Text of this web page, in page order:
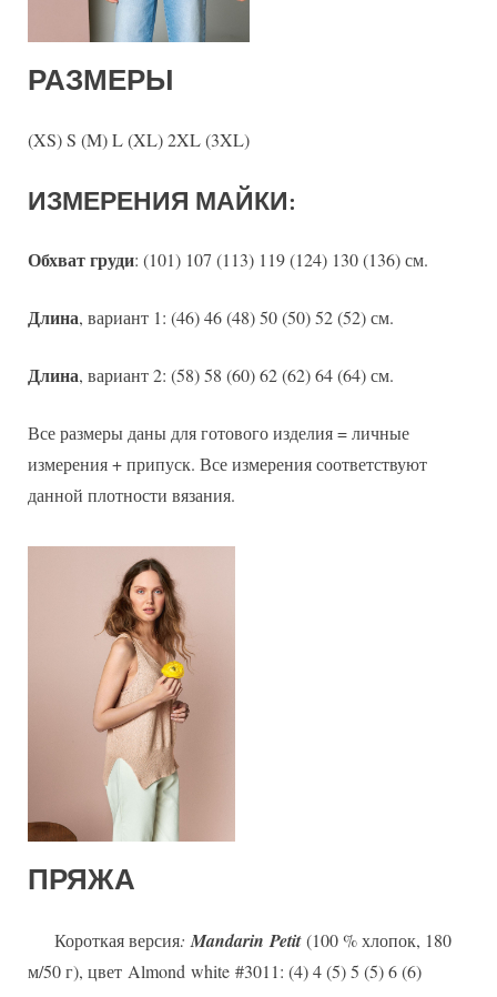
РАЗМЕРЫ
(XS) S (M) L (XL) 2XL (3XL)
ИЗМЕРЕНИЯ МАЙКИ:
Обхват груди: (101) 107 (113) 119 (124) 130 (136) см.
Длина, вариант 1: (46) 46 (48) 50 (50) 52 (52) см.
Длина, вариант 2: (58) 58 (60) 62 (62) 64 (64) см.
Все размеры даны для готового изделия = личные
измерения + припуск. Все измерения соответствуют
данной плотности вязания.
ПРЯЖА
Короткая версия: MandarinPetit(100 % хлопок, 180
м/50 г), цвет Almond white #3011: (4) 4 (5) 5 (5) 6 (6)